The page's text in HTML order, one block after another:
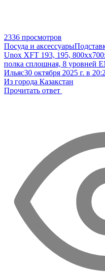
2336 просмотров
Посуда и аксессуары
Unox XFT 193, 195,
полка сплошная, 8 уровней
Ильяс30 октября 2025 г. в
Из города Казакстан
Прочитать ответ